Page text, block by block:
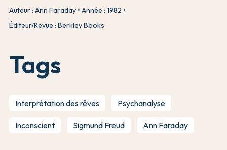
Auteur : Ann Faraday
Année : 1982
Éditeur/Revue : Berkley Books
Tags
Interprétation des rêves Psychanalyse
Inconscient Sigmund Freud Ann Faraday